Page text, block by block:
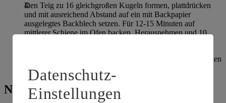
Den Teig zu 16 gleichgroßen Kugeln formen, plattdrücken
und mit ausreichend Abstand auf ein mit Backpapier
ausgelegtes Backblech setzen. Für 12-15 Minuten auf
mittlerer Schiene im Ofen backen. Herausnehmen und 10
Cookies auf ein Kuchengitter setzen und vollständig abkühlen
lassen.
Nährwerte
Datenschutz-
Einstellungen